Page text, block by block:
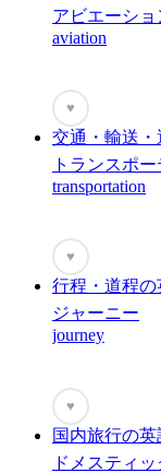
アビエーショ
aviation
♥
交通・輸送
トランスポ
transportation
♥
行程・道程の
ジャーニー
journey
♥
国内旅行の英
ドメスティ